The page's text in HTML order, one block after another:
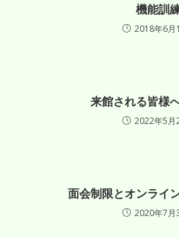
機能訓
2018年6月
来館される皆様
2022年5月
面会制限とオンライ
2020年7月